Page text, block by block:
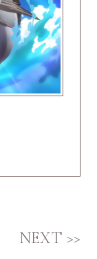
NEXT >>